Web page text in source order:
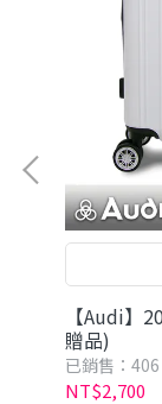
【Audi】
贈品)
已銷售：406
NT$2,700